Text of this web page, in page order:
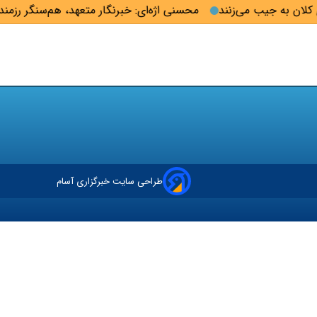
محسنی اژه‌ای: خبرنگار متعهد، هم‌سنگر به جیب می‌زنند
طراحی سایت خبرگزاری آسام